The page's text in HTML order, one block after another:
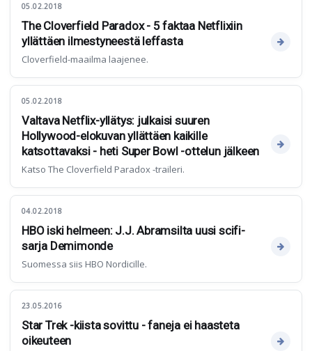
05.02.2018
The Cloverfield Paradox - 5 faktaa Netflixiin
yllättäen ilmestyneestä leffasta
Cloverfield-maailma laajenee.
05.02.2018
Valtava Netflix-yllätys: julkaisi suuren
Hollywood-elokuvan yllättäen kaikille
katsottavaksi - heti Super Bowl -ottelun jälkeen
Katso The Cloverfield Paradox -traileri.
04.02.2018
HBO iski helmeen: J.J. Abramsilta uusi scifi-
sarja Demimonde
Suomessa siis HBO Nordicille.
23.05.2016
Star Trek -kiista sovittu - faneja ei haasteta
oikeuteen